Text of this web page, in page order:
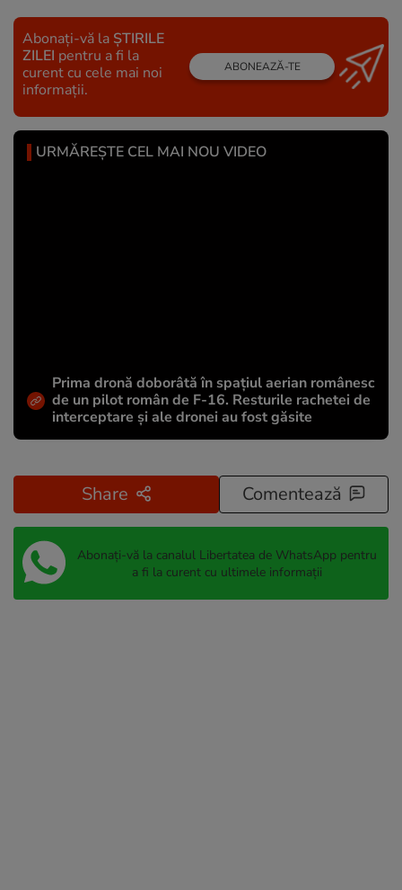
Abonați-vă la ȘTIRILE
ZILEI pentru a fi la
curent cu cele mai noi
informații.
ABONEAZĂ-TE
URMĂREȘTE CEL MAI NOU VIDEO
Prima dronă doborâtă în spațiul aerian românesc
de un pilot român de F-16. Resturile rachetei de
interceptare și ale dronei au fost găsite
Share Comentează
Abonați-vă la canalul Libertatea de WhatsApp pentru
a fi la curent cu ultimele informații